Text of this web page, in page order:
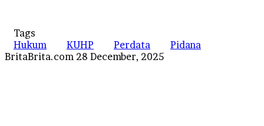
Tags
Hukum
KUHP Perdata
Pidana
BritaBrita.com Send
28 December, 2025